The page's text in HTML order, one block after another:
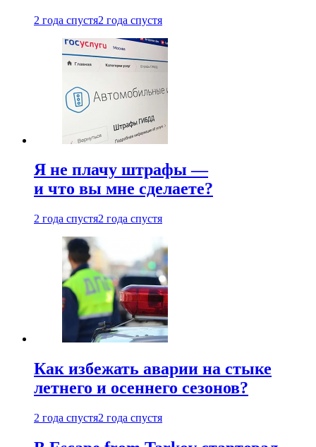
2 года спустя2 года спустя
Я не плачу штрафы —
и что вы мне сделаете?
2 года спустя2 года спустя
Как избежать аварии на стыке
летнего и осеннего сезонов?
2 года спустя2 года спустя